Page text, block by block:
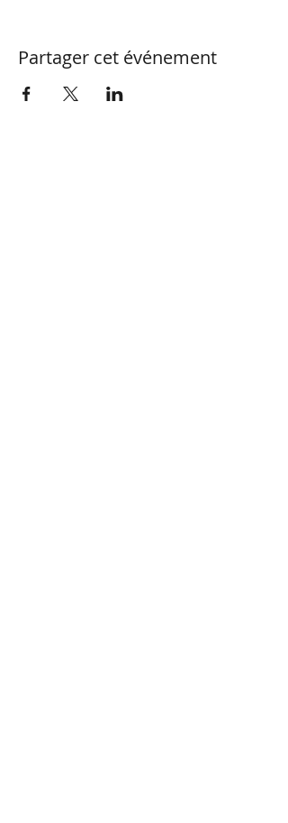
Partager cet événement